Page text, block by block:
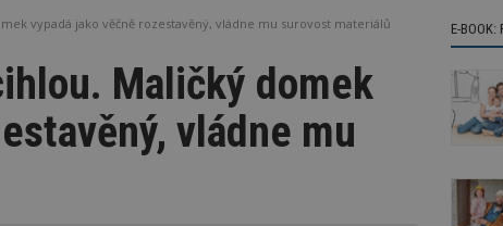
vypadá jako věčně rozestavěný, vládne mu surovost materiálů
Maličký domek
vládne mu
E-BOOK: